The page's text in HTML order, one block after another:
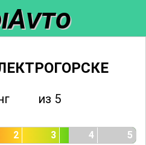
из 5
2 3 4 5